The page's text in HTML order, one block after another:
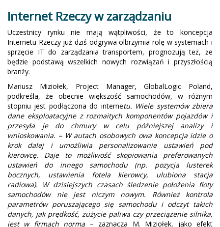
Internet Rzeczy w zarządzaniu
Uczestnicy rynku nie mają wątpliwości, że to koncepcja
Internetu Rzeczy już dziś odgrywa olbrzymia rolę w systemach i
sprzęcie IT do zarządzania transportem, prognozują też, że
będzie podstawą wszelkich nowych rozwiązań i przyszłością
branży.
Mariusz Miziołek, Project Manager, GlobalLogic Poland,
podkreśla, że obecnie większość samochodów, w różnym
stopniu jest podłączona do internetu. Wiele systemów zbiera
dane eksploatacyjne z rozmaitych komponentów pojazdów i
przesyła je do chmury w celu późniejszej analizy i
wnioskowania. – W autach osobowych owa koncepcja idzie o
krok dalej i umożliwia personalizowanie ustawień pod
kierowcę. Daje to możliwość skopiowania preferowanych
ustawień do innego samochodu (np. pozycja lusterek
bocznych, ustawienia fotela kierowcy, ulubiona stacja
radiowa). W dzisiejszych czasach śledzenie położenia floty
samochodów nie jest niczym nowym. Również kontrola
parametrów poruszającego się samochodu i odczyt takich
danych, jak prędkość, zużycie paliwa czy przeciążenie silnika,
jest w firmach normą – zaznacza M. Miziołek, jako efekt